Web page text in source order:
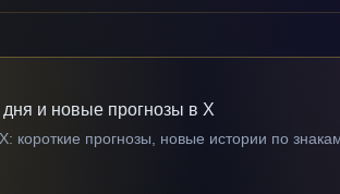
дня и новые прогнозы в X
короткие прогнозы, новые истории по